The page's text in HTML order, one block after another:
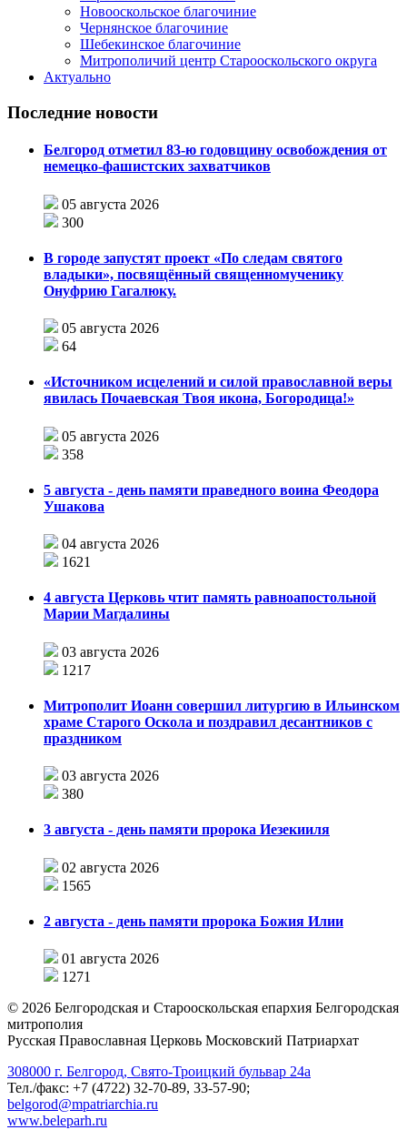
Новооскольское благочиние
Чернянское благочиние
Шебекинское благочиние
Митрополичий центр Старооскольского округа
Актуально
Последние новости
Белгород отметил 83-ю годовщину освобождения от
немецко-фашистских захватчиков
05 августа 2026
300
В городе запустят проект «По следам святого
владыки», посвящённый священномученику
Онуфрию Гагалюку.
05 августа 2026
64
«Источником исцелений и силой православной веры
явилась Почаевская Твоя икона, Богородица!»
05 августа 2026
358
5 августа - день памяти праведного воина Феодора
Ушакова
04 августа 2026
1621
4 августа Церковь чтит память равноапостольной
Марии Магдалины
03 августа 2026
1217
Митрополит Иоанн совершил литургию в Ильинском
храме Старого Оскола и поздравил десантников с
праздником
03 августа 2026
380
3 августа - день памяти пророка Иезекииля
02 августа 2026
1565
2 августа - день памяти пророка Божия Илии
01 августа 2026
1271
© 2026 Белгородская и Старооскольская епархия Белгородская
митрополия
Русская Православная Церковь Московский Патриархат
308000 г. Белгород, Свято-Троицкий бульвар 24а
Тел./факс: +7 (4722) 32-70-89, 33-57-90;
belgorod@mpatriarchia.ru
www.beleparh.ru